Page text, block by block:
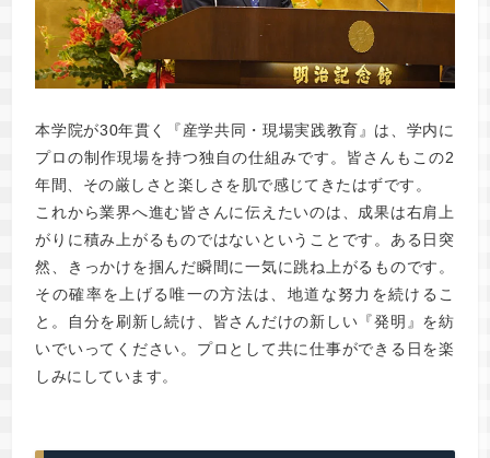
本学院が30年貫く『産学共同・現場実践教育』は、学内に
プロの制作現場を持つ独自の仕組みです。皆さんもこの2
年間、その厳しさと楽しさを肌で感じてきたはずです。
これから業界へ進む皆さんに伝えたいのは、成果は右肩上
がりに積み上がるものではないということです。ある日突
然、きっかけを掴んだ瞬間に一気に跳ね上がるものです。
その確率を上げる唯一の方法は、地道な努力を続けるこ
と。自分を刷新し続け、皆さんだけの新しい『発明』を紡
いでいってください。プロとして共に仕事ができる日を楽
しみにしています。